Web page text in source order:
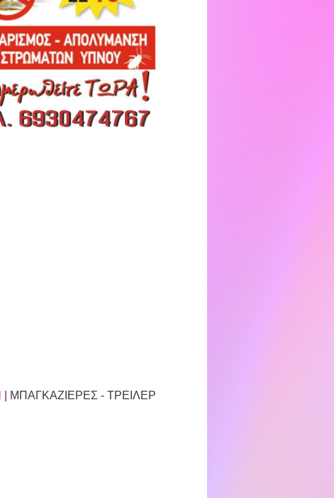
ΜΠΑΓΚΑΖΙΕΡΕΣ - ΤΡΕΙΛΕΡ